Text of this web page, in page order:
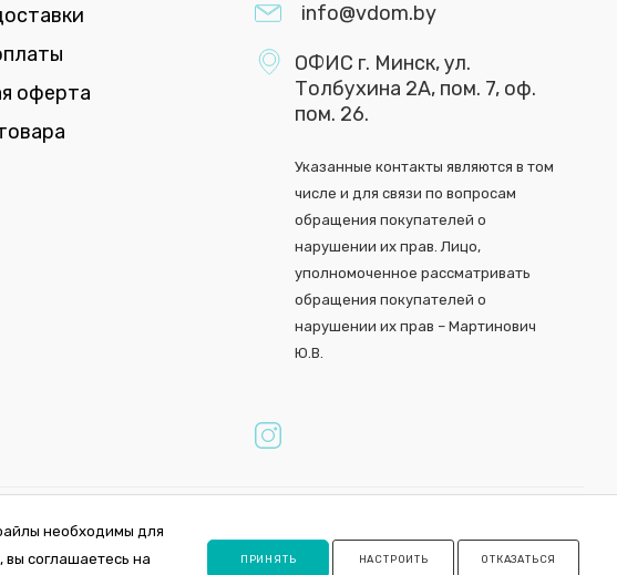
оферта
info@vdom.by
ОФИС г. Минск, ул.
Толбухина 2А, пом. 7, оф.
пом. 26.
Указанные контакты являются в том
числе и для связи по вопросам
обращения покупателей о
нарушении их прав. Лицо,
уполномоченное рассматривать
обращения покупателей о
нарушении их прав – Мартинович
Ю.В.
необходимы для
соглашаетесь на
ПРИНЯТЬ НАСТРОИТЬ ОТКАЗАТЬСЯ